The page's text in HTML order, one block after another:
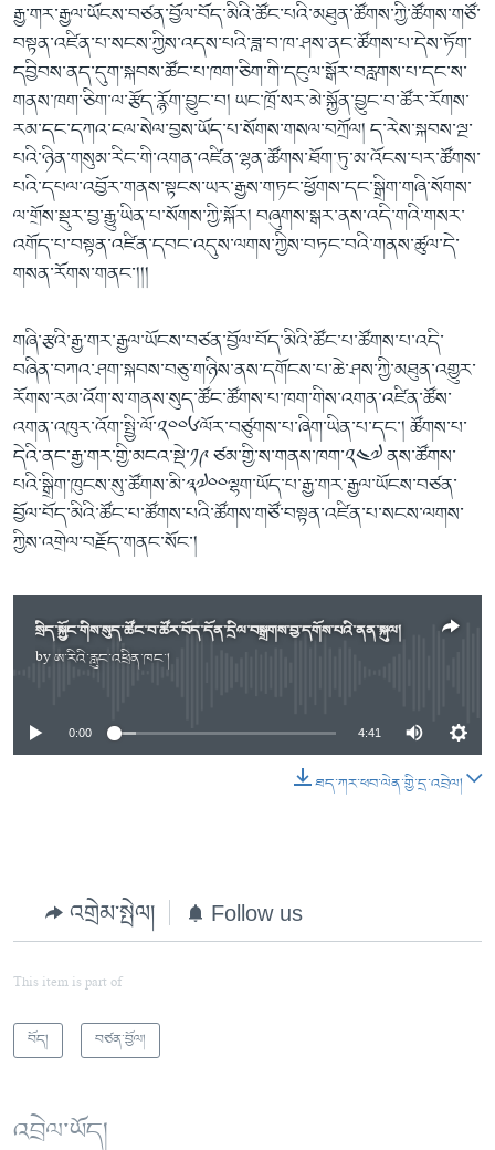
རྒྱ་གར་རྒྱལ་ཡོངས་བཙན་བྱོལ་བོད་མིའི་ཚོང་པའི་མཐུན་ཚོགས་ཀྱི་ཚོགས་གཙོ་
བསྟན་འཛིན་པ་སངས་ཀྱིས་འདས་པའི་ཟླ་བ་ཁ་ཤས་ནང་ཚོགས་པ་དེས་ཏོག་
དབྱིབས་ནད་དུག་སྐབས་ཚོང་པ་ཁག་ཅིག་གི་དངུལ་སྒོར་བརླགས་པ་དང་ས་
གནས་ཁག་ཅིག་ལ་རྩོད་རྙོག་བྱུང་བ། ཡང་ཁྲོ་སར་མེ་སྐྱོན་བྱུང་བ་ཚོར་རོགས་
རམ་དང་དཀའ་ངལ་སེལ་བྱས་ཡོད་པ་སོགས་གསལ་བཀྲོལ། ད་རེས་སྐབས་ལྔ་
པའི་ཉིན་གསུམ་རིང་གི་འགན་འཛིན་ལྷན་ཚོགས་ཐོག་ཏུ་མ་འོངས་པར་ཚོགས་
པའི་དཔལ་འབྱོར་གནས་སྟངས་ཡར་རྒྱས་གཏང་ཕྱོགས་དང་སྒྲིག་གཞི་སོགས་
ལ་གྲོས་སྡུར་བྱ་རྒྱུ་ཡིན་པ་སོགས་ཀྱི་སྐོར། བཞུགས་སྒར་ནས་འདི་གའི་གསར་
འགོད་པ་བསྟན་འཛིན་དབང་འདུས་ལགས་ཀྱིས་བཏང་བའི་གནས་ཚུལ་དེ་
གསན་རོགས་གནང་།།།
གཞི་རྩའི་རྒྱ་གར་རྒྱལ་ཡོངས་བཙན་བྱོལ་བོད་མིའི་ཚོང་པ་ཚོགས་པ་འདི་
བཞིན་བཀའ་ཤག་སྐབས་བཅུ་གཉིས་ནས་དགོངས་པ་ཆེ་ཤས་ཀྱི་མཐུན་འགྱུར་
རོགས་རམ་འོག་ས་གནས་སུད་ཚོང་ཚོགས་པ་ཁག་གིས་འགན་འཛིན་ཚོས་
འགན་འཁུར་འོག་སྤྱི་ལོ་༢༠༠༦ལོར་བཙུགས་པ་ཞིག་ཡིན་པ་དང་། ཚོགས་པ་
དེའི་ནང་རྒྱ་གར་གྱི་མངའ་སྡེ་༡༩ ཙམ་གྱི་ས་གནས་ཁག་༢༤༧ ནས་ཚོགས་
པའི་སྒྲིག་ཁུངས་སུ་ཚོགས་མི་༣༧༠༠ལྷག་ཡོད་པ་རྒྱ་གར་རྒྱལ་ཡོངས་བཙན་
བྱོལ་བོད་མིའི་ཚོང་པ་ཚོགས་པའི་ཚོགས་གཙོ་བསྟན་འཛིན་པ་སངས་ལགས་
ཀྱིས་འགྲེལ་བརྗོད་གནང་སོང་།
སྲིད་སྐྱོང་གིས་སུད་ཚོང་བ་ཚོར་བོད་དོན་དྲིལ་བསྒྲགས་བྱ་དགོས་པའི་ནན་སྐུལ།
byཨ་རིའི་རླུང་འཕྲིན་ཁང་།No media source currently available
0:00 4:41
ཐད་ཀར་ཕབ་ལེན་གྱི་དྲ་འབྲེལ།
འགྲེམ་སྤེལ། Follow us
This item is part of
བོད། བཙན་བྱོལ།
འབྲེལ་ཡོད།